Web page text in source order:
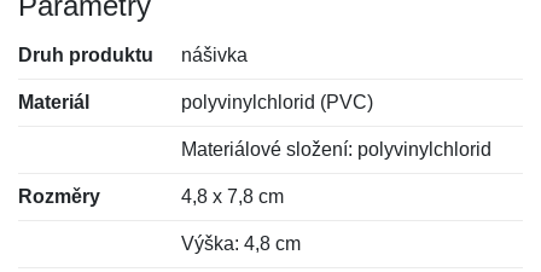
Druh produktu nášivka
Materiál polyvinylchlorid (PVC)
Materiálové složení: polyvinylchlorid
Rozměry 4,8 x 7,8 cm
Výška: 4,8 cm